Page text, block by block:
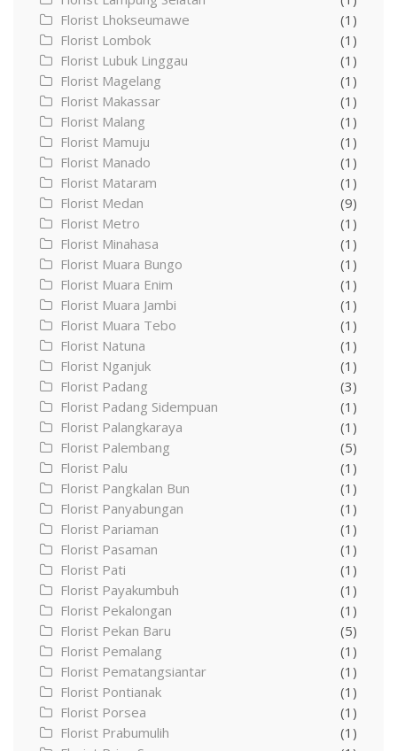
Florist Lhokseumawe
(1)
Florist Lombok
(1)
Florist Lubuk Linggau
(1)
Florist Magelang
(1)
Florist Makassar
(1)
Florist Malang
(1)
Florist Mamuju
(1)
Florist Manado
(1)
Florist Mataram
(1)
Florist Medan
(9)
Florist Metro
(1)
Florist Minahasa
(1)
Florist Muara Bungo
(1)
Florist Muara Enim
(1)
Florist Muara Jambi
(1)
Florist Muara Tebo
(1)
Florist Natuna
(1)
Florist Nganjuk
(1)
Florist Padang
(3)
Florist Padang Sidempuan
(1)
Florist Palangkaraya
(1)
Florist Palembang
(5)
Florist Palu
(1)
Florist Pangkalan Bun
(1)
Florist Panyabungan
(1)
Florist Pariaman
(1)
Florist Pasaman
(1)
Florist Pati
(1)
Florist Payakumbuh
(1)
Florist Pekalongan
(1)
Florist Pekan Baru
(5)
Florist Pemalang
(1)
Florist Pematangsiantar
(1)
Florist Pontianak
(1)
Florist Porsea
(1)
Florist Prabumulih
(1)